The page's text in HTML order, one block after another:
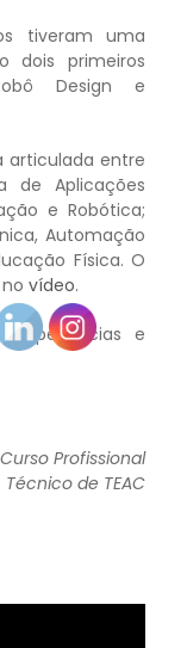
tiveram uma
dois primeiros
Design e
articulada entre
de Aplicações
e Robótica;
Automação
Física. O
vídeo.
e
Profissional
Técnico de TEAC